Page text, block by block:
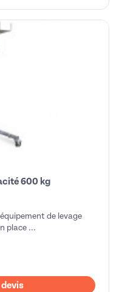
600 kg
de levage
place ...